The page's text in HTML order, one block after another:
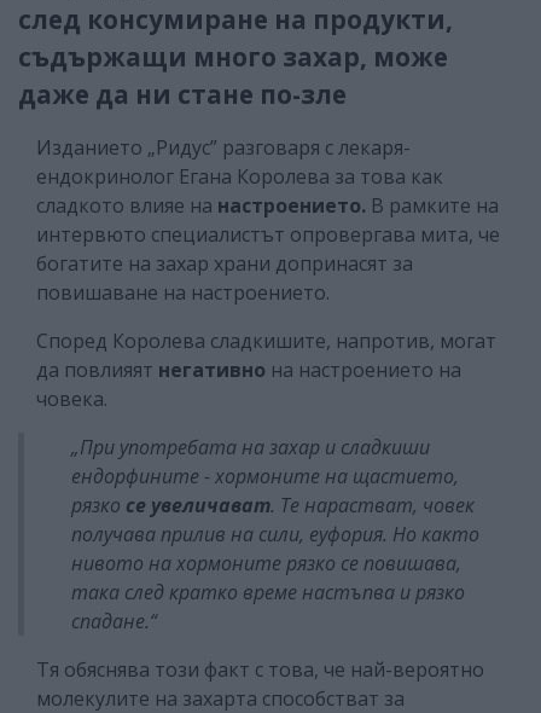
след консумиране на продукти,
съдържащи много захар, може
даже да ни стане по-зле
Изданието „Ридус” разговаря с лекаря-
ендокринолог Егана Королева за това как
сладкото влияе на настроението. В рамките на
интервюто специалистът опровергава мита, че
богатите на захар храни допринасят за
повишаване на настроението.
Според Королева сладкишите, напротив, могат
да повлияят негативно на настроението на
човека.
„При употребата на захар и сладкиши
ендорфините - хормоните на щастието,
рязко се увеличават. Те нарастват, човек
получава прилив на сили, еуфория. Но както
нивото на хормоните рязко се повишава,
така след кратко време настъпва и рязко
спадане.“
Тя обяснява този факт с това, че най-вероятно
молекулите на захарта способстват за